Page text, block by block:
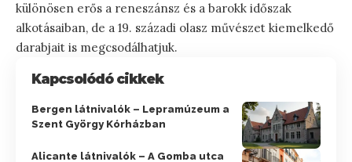
különösen erős a reneszánsz és a barokk időszak
alkotásaiban, de a 19. századi olasz művészet kiemelkedő
darabjait is megcsodálhatjuk.
Kapcsolódó cikkek
Bergen látnivalók – Lepramúzeum a
Szent György Kórházban
Alicante látnivalók – A Gomba utca